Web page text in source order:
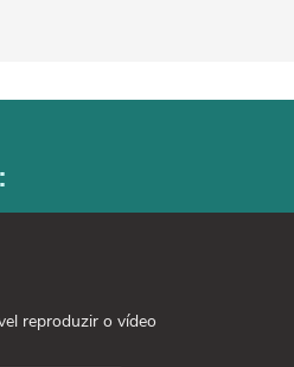
reproduzir o vídeo